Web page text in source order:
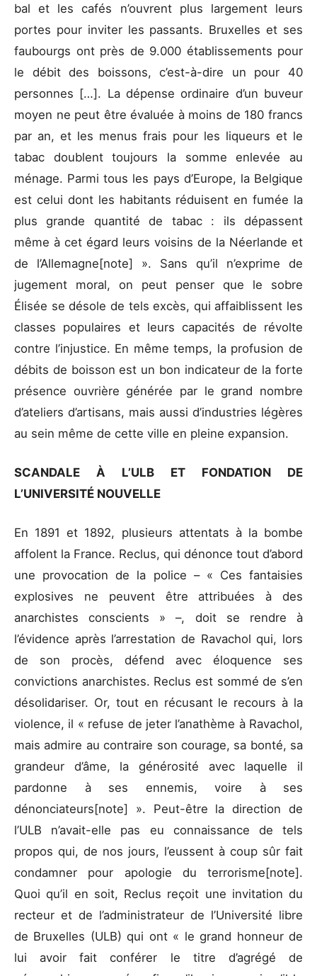
bal et les cafés n’ouvrent plus largement leurs
portes pour inviter les passants. Bruxelles et ses
faubourgs ont près de 9.000 établissements pour
le débit des boissons, c’est-à-dire un pour 40
personnes […]. La dépense ordinaire d’un buveur
moyen ne peut être évaluée à moins de 180 francs
par an, et les menus frais pour les liqueurs et le
tabac doublent toujours la somme enlevée au
ménage. Parmi tous les pays d’Europe, la Belgique
est celui dont les habitants réduisent en fumée la
plus grande quantité de tabac : ils dépassent
même à cet égard leurs voisins de la Néerlande et
de l’Allemagne[note] ». Sans qu’il n’exprime de
jugement moral, on peut penser que le sobre
Élisée se désole de tels excès, qui affaiblissent les
classes populaires et leurs capacités de révolte
contre l’injustice. En même temps, la profusion de
débits de boisson est un bon indicateur de la forte
présence ouvrière générée par le grand nombre
d’ateliers d’artisans, mais aussi d’industries légères
au sein même de cette ville en pleine expansion.
SCANDALE À L’ULB ET FONDATION DE
L’UNIVERSITÉ NOUVELLE
En 1891 et 1892, plusieurs attentats à la bombe
affolent la France. Reclus, qui dénonce tout d’abord
une provocation de la police – « Ces fantaisies
explosives ne peuvent être attribuées à des
anarchistes conscients » –, doit se rendre à
l’évidence après l’arrestation de Ravachol qui, lors
de son procès, défend avec éloquence ses
convictions anarchistes. Reclus est sommé de s’en
désolidariser. Or, tout en récusant le recours à la
violence, il « refuse de jeter l’anathème à Ravachol,
mais admire au contraire son courage, sa bonté, sa
grandeur d’âme, la générosité avec laquelle il
pardonne à ses ennemis, voire à ses
dénonciateurs[note] ». Peut-être la direction de
l’ULB n’avait-elle pas eu connaissance de tels
propos qui, de nos jours, l’eussent à coup sûr fait
condamner pour apologie du terrorisme[note].
Quoi qu’il en soit, Reclus reçoit une invitation du
recteur et de l’administrateur de l’Université libre
de Bruxelles (ULB) qui ont « le grand honneur de
lui avoir fait conférer le titre d’agrégé de